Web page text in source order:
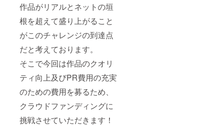
作品がリアルとネットの垣
根を超えて盛り上がること
がこのチャレンジの到達点
だと考えております。
そこで今回は作品のクオリ
ティ向上及びPR費用の充実
のための費用を募るため、
クラウドファンディングに
挑戦させていただきます！